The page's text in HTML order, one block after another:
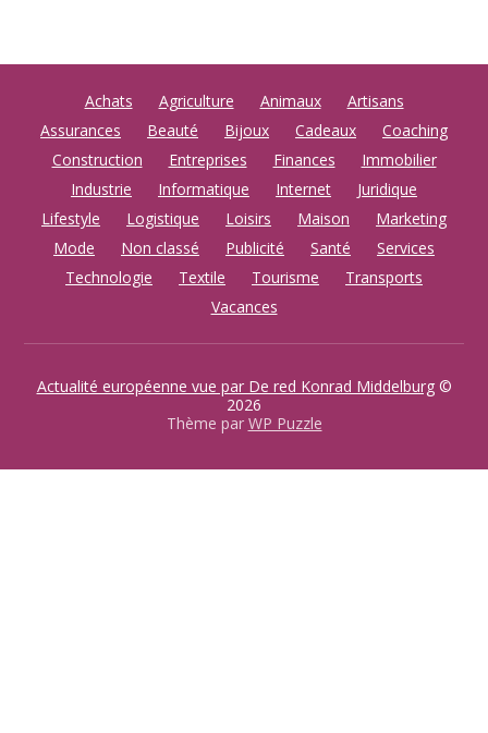
Achats Agriculture Animaux
Artisans
Assurances
Beauté Bijoux Cadeaux
Coaching
Construction
Entreprises Finances
Immobilier
Industrie
Informatique Internet
Juridique
Lifestyle
Logistique Loisirs Maison
Marketing
Mode
Non classé Publicité Santé
Services
Technologie
Textile Tourisme
Transports
Vacances
Actualité européenne vue par De red Konrad Middelburg©
2026
Thème par WP Puzzle